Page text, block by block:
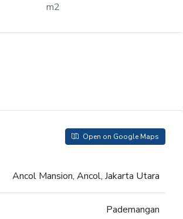
m2
Open on Google Maps
Ancol Mansion, Ancol, Jakarta Utara
Pademangan